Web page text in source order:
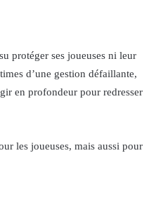
protéger ses joueuses ni leur
d’une gestion défaillante,
en profondeur pour redresser
les joueuses, mais aussi pour